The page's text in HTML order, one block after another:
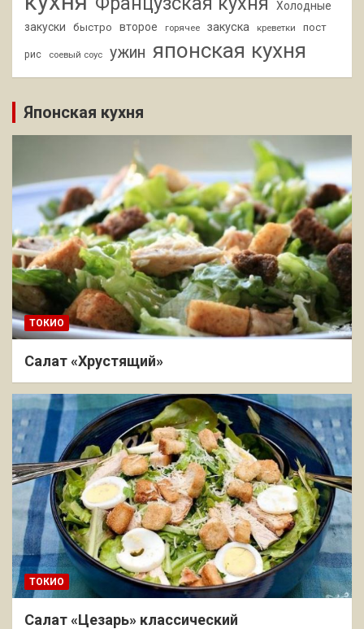
Холодные
закуски
быстро второе горячее закуска креветки пост
рис соевый соус ужин японская кухня
Японская кухня
ТОКИО
Салат «Хрустящий»
ТОКИО
Салат «Цезарь» классический